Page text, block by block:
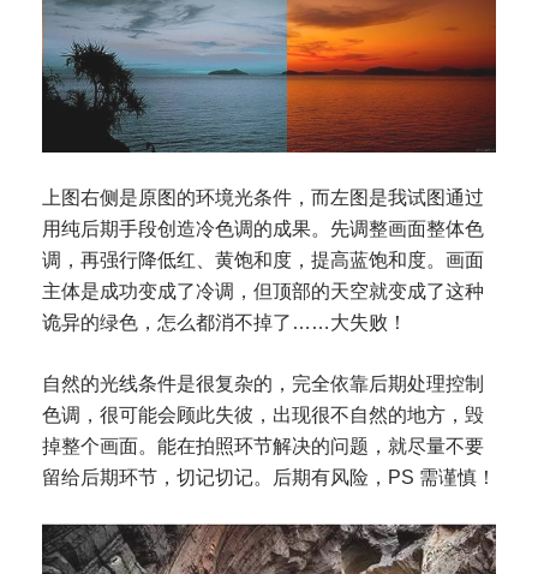
上图右侧是原图的环境光条件，而左图是我试图通过
用纯后期手段创造冷色调的成果。先调整画面整体色
调，再强行降低红、黄饱和度，提高蓝饱和度。画面
主体是成功变成了冷调，但顶部的天空就变成了这种
诡异的绿色，怎么都消不掉了……大失败！
自然的光线条件是很复杂的，完全依靠后期处理控制
色调，很可能会顾此失彼，出现很不自然的地方，毁
掉整个画面。能在拍照环节解决的问题，就尽量不要
留给后期环节，切记切记。后期有风险，PS 需谨慎！